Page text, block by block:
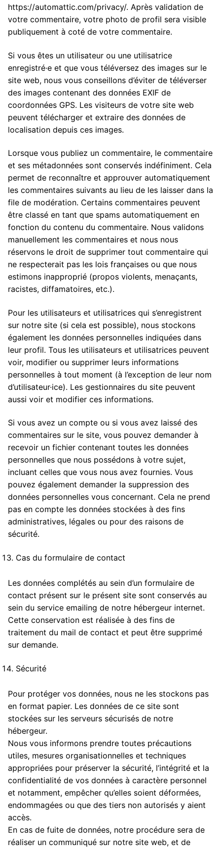
https://automattic.com/privacy/. Après validation de
votre commentaire, votre photo de profil sera visible
publiquement à coté de votre commentaire.
Si vous êtes un utilisateur ou une utilisatrice
enregistré·e et que vous téléversez des images sur le
site web, nous vous conseillons d’éviter de téléverser
des images contenant des données EXIF de
coordonnées GPS. Les visiteurs de votre site web
peuvent télécharger et extraire des données de
localisation depuis ces images.
Lorsque vous publiez un commentaire, le commentaire
et ses métadonnées sont conservés indéfiniment. Cela
permet de reconnaître et approuver automatiquement
les commentaires suivants au lieu de les laisser dans la
file de modération. Certains commentaires peuvent
être classé en tant que spams automatiquement en
fonction du contenu du commentaire. Nous validons
manuellement les commentaires et nous nous
réservons le droit de supprimer tout commentaire qui
ne respecterait pas les lois françaises ou que nous
estimons inapproprié (propos violents, menaçants,
racistes, diffamatoires, etc.).
Pour les utilisateurs et utilisatrices qui s’enregistrent
sur notre site (si cela est possible), nous stockons
également les données personnelles indiquées dans
leur profil. Tous les utilisateurs et utilisatrices peuvent
voir, modifier ou supprimer leurs informations
personnelles à tout moment (à l’exception de leur nom
d’utilisateur·ice). Les gestionnaires du site peuvent
aussi voir et modifier ces informations.
Si vous avez un compte ou si vous avez laissé des
commentaires sur le site, vous pouvez demander à
recevoir un fichier contenant toutes les données
personnelles que nous possédons à votre sujet,
incluant celles que vous nous avez fournies. Vous
pouvez également demander la suppression des
données personnelles vous concernant. Cela ne prend
pas en compte les données stockées à des fins
administratives, légales ou pour des raisons de
sécurité.
Cas du formulaire de contact
Les données complétés au sein d’un formulaire de
contact présent sur le présent site sont conservés au
sein du service emailing de notre hébergeur internet.
Cette conservation est réalisée à des fins de
traitement du mail de contact et peut être supprimé
sur demande.
Sécurité
Pour protéger vos données, nous ne les stockons pas
en format papier. Les données de ce site sont
stockées sur les serveurs sécurisés de notre
hébergeur.
Nous vous informons prendre toutes précautions
utiles, mesures organisationnelles et techniques
appropriées pour préserver la sécurité, l’intégrité et la
confidentialité de vos données à caractère personnel
et notamment, empêcher qu’elles soient déformées,
endommagées ou que des tiers non autorisés y aient
accès.
En cas de fuite de données, notre procédure sera de
réaliser un communiqué sur notre site web, et de